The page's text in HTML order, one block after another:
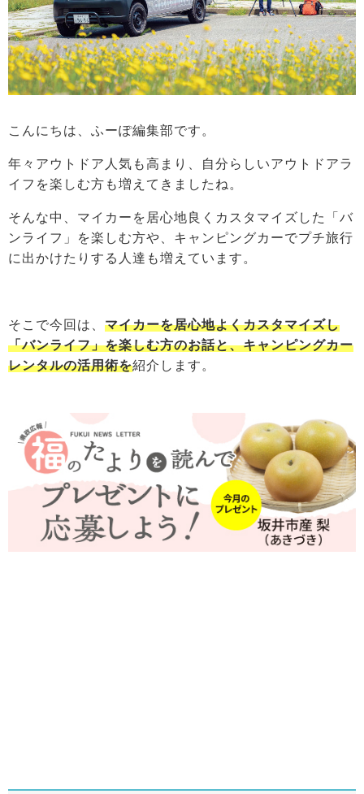
こんにちは、ふーぽ編集部です。
年々アウトドア人気も高まり、自分らしいアウトドアラ
イフを楽しむ方も増えてきましたね。
そんな中、マイカーを居心地良くカスタマイズした「バ
ンライフ」を楽しむ方や、キャンピングカーでプチ旅行
に出かけたりする人達も増えています。
そこで今回は、 マイカーを居心地よくカスタマイズし
「バンライフ」を楽しむ方のお話と、キャンピングカー
レンタルの活用術を紹介します。